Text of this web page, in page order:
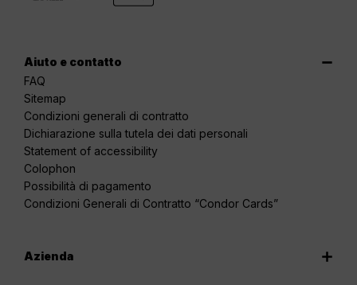
Aiuto e contatto
FAQ
Sitemap
Condizioni generali di contratto
Dichiarazione sulla tutela dei dati personali
Statement of accessibility
Colophon
Possibilità di pagamento
Condizioni Generali di Contratto “Condor Cards”
Azienda